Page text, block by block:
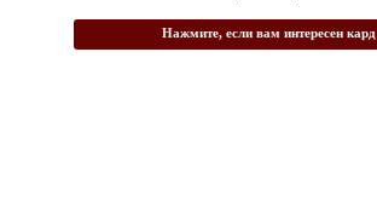
Нажмите, если вам интересен кард